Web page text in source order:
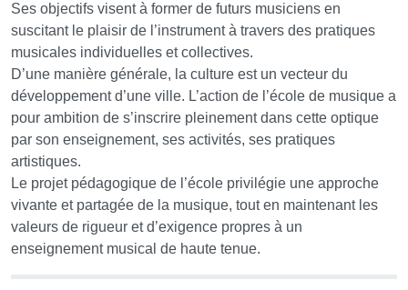
Ses objectifs visent à former de futurs musiciens en
suscitant le plaisir de l’instrument à travers des pratiques
musicales individuelles et collectives.
D’une manière générale, la culture est un vecteur du
développement d’une ville. L’action de l’école de musique a
pour ambition de s’inscrire pleinement dans cette optique
par son enseignement, ses activités, ses pratiques
artistiques.
Le projet pédagogique de l’école privilégie une approche
vivante et partagée de la musique, tout en maintenant les
valeurs de rigueur et d’exigence propres à un
enseignement musical de haute tenue.